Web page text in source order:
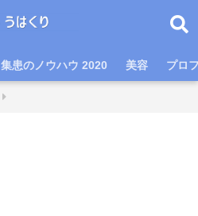
集患のノウハウ 2020 美容 プロ